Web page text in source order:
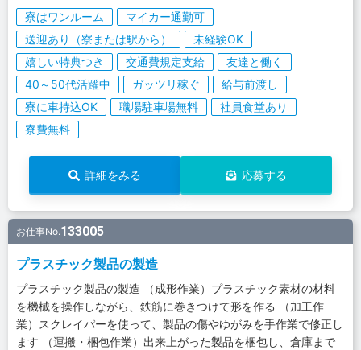
寮はワンルーム
マイカー通勤可
送迎あり（寮または駅から）
未経験OK
嬉しい特典つき
交通費規定支給
友達と働く
40～50代活躍中
ガッツリ稼ぐ
給与前渡し
寮に車持込OK
職場駐車場無料
社員食堂あり
寮費無料
詳細をみる 応募する
お仕事No.133005
プラスチック製品の製造
プラスチック製品の製造 （成形作業）プラスチック素材の材料
を機械を操作しながら、鉄筋に巻きつけて形を作る （加工作
業）スクレイパーを使って、製品の傷やゆがみを手作業で修正し
ます （運搬・梱包作業）出来上がった製品を梱包し、倉庫まで